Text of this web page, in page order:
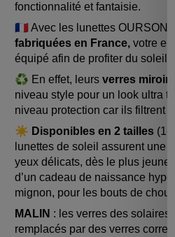
fonctionnalité et fantaisie.
🇫🇷 Avec les lunettes OURSONS
fabriquées en France,votre
équipé afin de profiter du soleil
♻️ En effet, leurs verres miroir
niveau style pour un look ultra
niveau protection car ils filtrent
☀️ Disponibles en 2 tailles(1-2
lunettes de soleil assurent une
yeux délicats, dès le plus jeune
d’un cadeau de naissance
mignon, pour les bouts de chou
MALIN : les verres des solaires
remplacés par des verres